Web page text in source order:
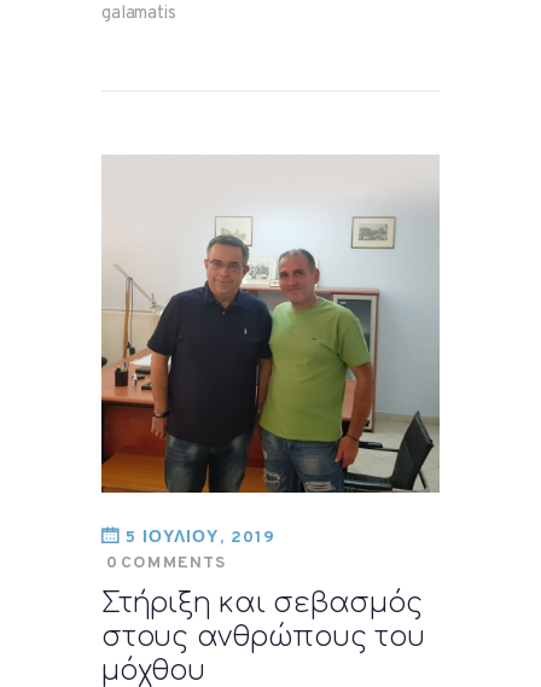
galamatis
5 ΙΟΥΛΙΟΥ, 2019
0 COMMENTS
Στήριξη και σεβασμός
στους ανθρώπους του
μόχθου